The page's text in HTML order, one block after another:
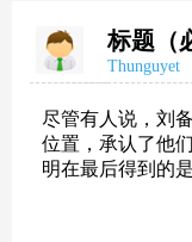
标题（
Thunguyet
尽管有人说，刘
位置，承认了他
明在最后得到的